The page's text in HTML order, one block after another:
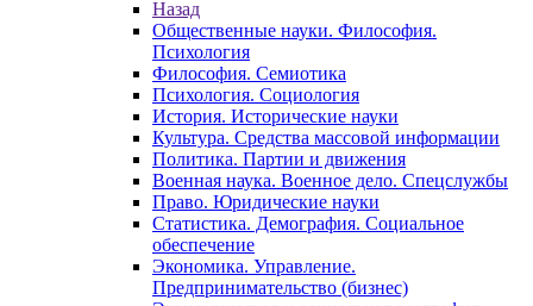
Назад
Общественные науки. Философия.
Психология
Философия. Семиотика
Психология. Социология
История. Исторические науки
Культура. Средства массовой информации
Политика. Партии и движения
Военная наука. Военное дело. Спецслужбы
Право. Юридические науки
Статистика. Демография. Социальное
обеспечение
Экономика. Управление.
Предпринимательство (бизнес)